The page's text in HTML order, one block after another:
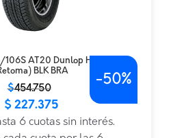
AT20 Dunlop H/T LT TL
BLK BRA
$454.750
$ 227.375
6 cuotas sin interés.
-50%